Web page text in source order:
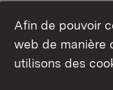
Afin de pouvoir
web de manière
utilisons des